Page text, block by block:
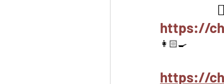
https://
👩🏻‍🍳
https://